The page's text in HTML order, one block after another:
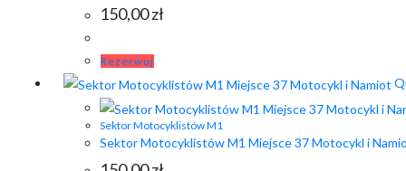
150,00zł
Rezerwuj
Sektor Motocyklistów M1
Sektor Motocyklistów M1 Miejsce 37 Motocykl i